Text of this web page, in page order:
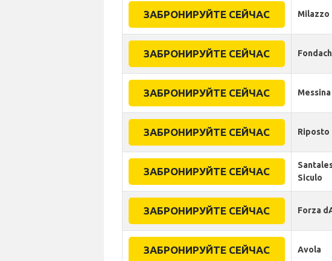
ЗАБРОНИРУЙТЕ СЕЙЧАС Milazzo
ЗАБРОНИРУЙТЕ СЕЙЧАС
ЗАБРОНИРУЙТЕ СЕЙЧАС Messina
ЗАБРОНИРУЙТЕ СЕЙЧАС Riposto
ЗАБРОНИРУЙТЕ СЕЙЧАС
Siculo
ЗАБРОНИРУЙТЕ СЕЙЧАС Forza
ЗАБРОНИРУЙТЕ СЕЙЧАС Avola